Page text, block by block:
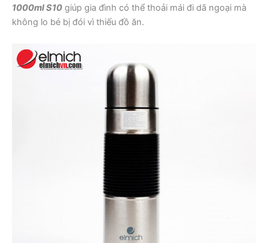
1000ml S10 giúp gia đình có thể thoải mái đi dã ngoại mà
không lo bé bị đói vì thiếu đồ ăn.